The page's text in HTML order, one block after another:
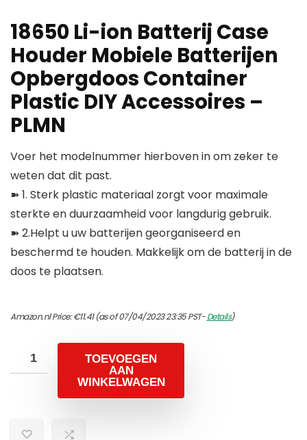
18650 Li-ion Batterij Case
Houder Mobiele Batterijen
Opbergdoos Container
Plastic DIY Accessoires –
PLMN
Voer het modelnummer hierboven in om zeker te
weten dat dit past.
➽ 1. Sterk plastic materiaal zorgt voor maximale
sterkte en duurzaamheid voor langdurig gebruik.
➽ 2.Helpt u uw batterijen georganiseerd en
beschermd te houden. Makkelijk om de batterij in de
doos te plaatsen.
Amazon.nl Price:€11.41(as of 07/04/2023 23:35 PST-Details)
TOEVOEGEN
AAN
WINKELWAGEN